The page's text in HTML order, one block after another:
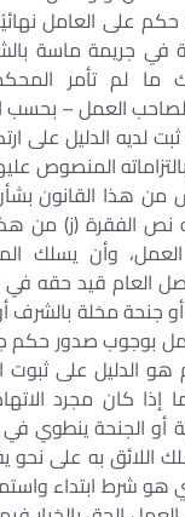
على العامل
في جريمة ماسة
ما لم تأمر
لصاحب العمل –
لديه الدليل على
من هذا القانون
نص الفقرة (ز) من
وأن يسلك
العام قيد حقه في
جنحة مخلة بالشرف
بوجوب صدور حكم
هو الدليل على
كان مجرد
أو الجنحة ينطوي
اللائق به على
هو شرط ابتداء